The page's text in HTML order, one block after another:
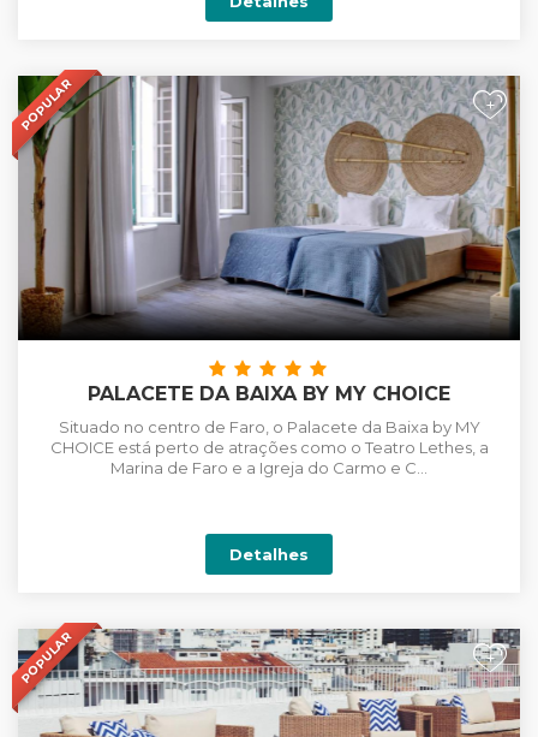
POPULAR +
PALACETE DA BAIXA BY MY CHOICE
Situado no centro de Faro, o Palacete da Baixa by MY
CHOICE está perto de atrações como o Teatro Lethes, a
Marina de Faro e a Igreja do Carmo e C...
Detalhes
POPULAR +